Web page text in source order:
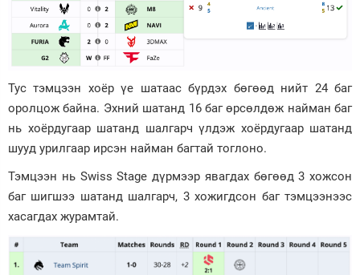
Тус тэмцээн хоёр үе шатаас бүрдэх бөгөөд нийт 24 баг
оролцож байна. Эхний шатанд 16 баг өрсөлдөж найман баг
нь хоёрдугаар шатанд шалгарч үлдэж хоёрдугаар шатанд
шууд урилгаар ирсэн найман багтай тоглоно.
Тэмцээн нь Swiss Stage дүрмээр явагдах бөгөөд 3 хожсон
баг шигшээ шатанд шалгарч, 3 хожигдсон баг тэмцээнээс
хасагдах журамтай.